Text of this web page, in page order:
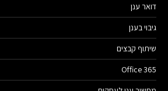
דואר ענן
גיבוי בענן
שיתוף קבצים
Office 365